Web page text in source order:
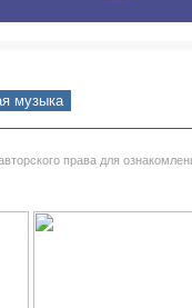
музыка
права для